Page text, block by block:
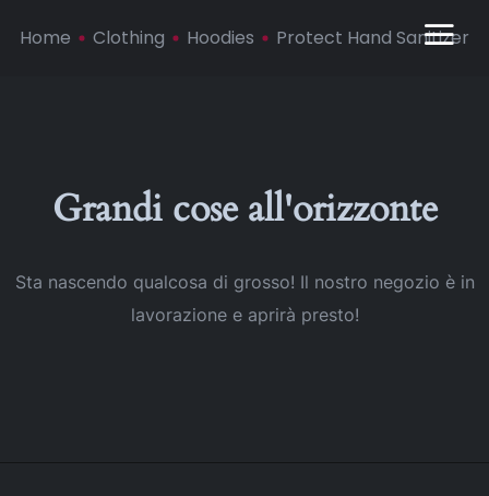
Home Clothing Hoodies Protect Hand Sanitizer
Grandi cose all'orizzonte
Sta nascendo qualcosa di grosso! Il nostro negozio è in
lavorazione e aprirà presto!